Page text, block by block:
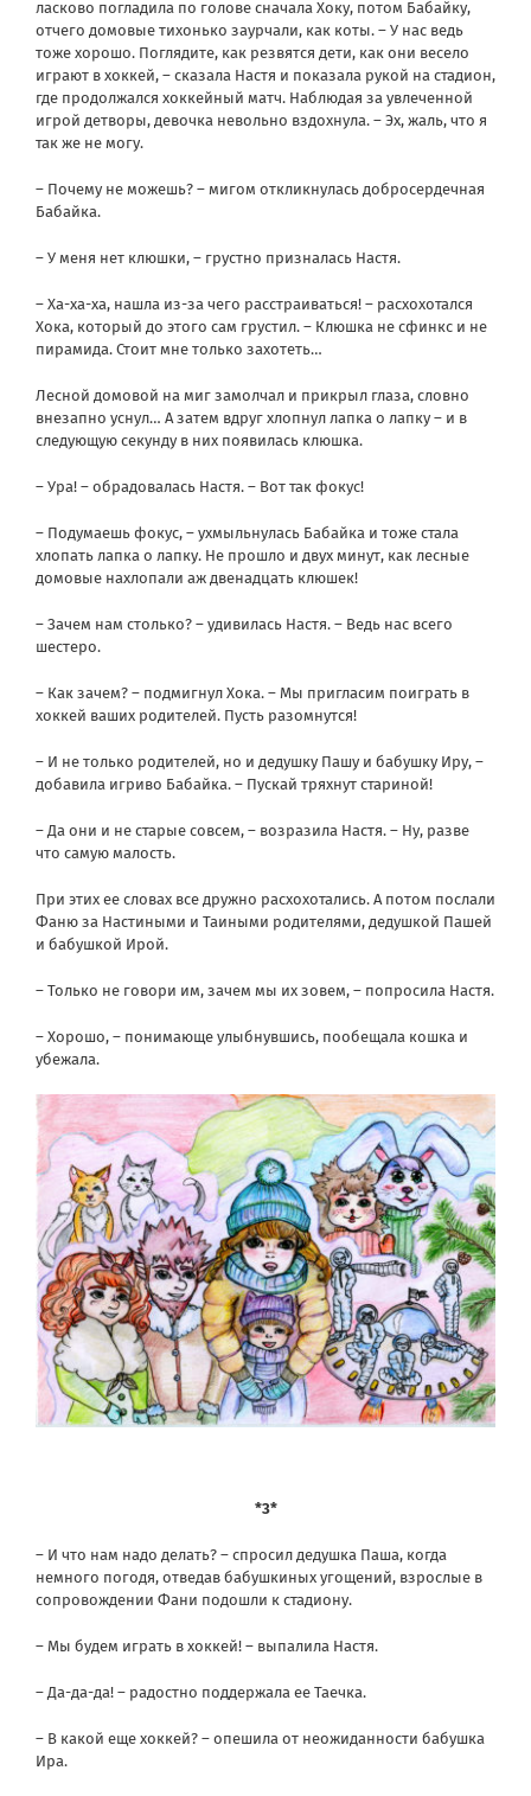
ласково погладила по голове сначала Хоку, потом Бабайку,
отчего домовые тихонько заурчали, как коты. – У нас ведь
тоже хорошо. Поглядите, как резвятся дети, как они весело
играют в хоккей, – сказала Настя и показала рукой на стадион,
где продолжался хоккейный матч. Наблюдая за увлеченной
игрой детворы, девочка невольно вздохнула. – Эх, жаль, что я
так же не могу.
– Почему не можешь? – мигом откликнулась добросердечная
Бабайка.
– У меня нет клюшки, – грустно призналась Настя.
– Ха-ха-ха, нашла из-за чего расстраиваться! – расхохотался
Хока, который до этого сам грустил. – Клюшка не сфинкс и не
пирамида. Стоит мне только захотеть…
Лесной домовой на миг замолчал и прикрыл глаза, словно
внезапно уснул… А затем вдруг хлопнул лапка о лапку – и в
следующую секунду в них появилась клюшка.
– Ура! – обрадовалась Настя. – Вот так фокус!
– Подумаешь фокус, – ухмыльнулась Бабайка и тоже стала
хлопать лапка о лапку. Не прошло и двух минут, как лесные
домовые нахлопали аж двенадцать клюшек!
– Зачем нам столько? – удивилась Настя. – Ведь нас всего
шестеро.
– Как зачем? – подмигнул Хока. – Мы пригласим поиграть в
хоккей ваших родителей. Пусть разомнутся!
– И не только родителей, но и дедушку Пашу и бабушку Иру, –
добавила игриво Бабайка. – Пускай тряхнут стариной!
– Да они и не старые совсем, – возразила Настя. – Ну, разве
что самую малость.
При этих ее словах все дружно расхохотались. А потом послали
Фаню за Настиными и Таиными родителями, дедушкой Пашей
и бабушкой Ирой.
– Только не говори им, зачем мы их зовем, – попросила Настя.
– Хорошо, – понимающе улыбнувшись, пообещала кошка и
убежала.
*3*
– И что нам надо делать? – спросил дедушка Паша, когда
немного погодя, отведав бабушкиных угощений, взрослые в
сопровождении Фани подошли к стадиону.
– Мы будем играть в хоккей! – выпалила Настя.
– Да-да-да! – радостно поддержала ее Таечка.
– В какой еще хоккей? – опешила от неожиданности бабушка
Ира.